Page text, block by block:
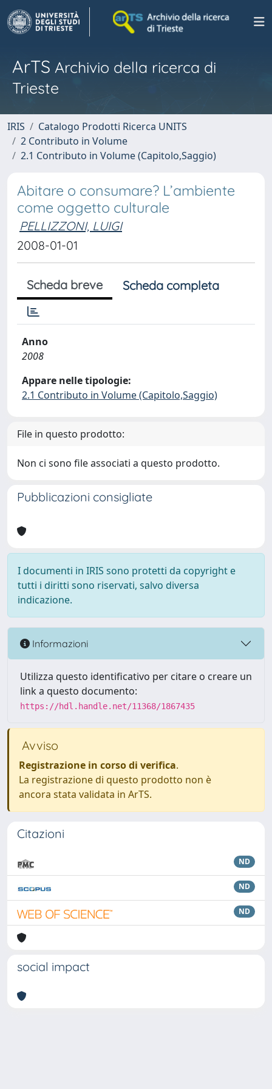
ArTS Archivio della ricerca di
Trieste
IRIS
Catalogo Prodotti Ricerca UNITS
2 Contributo in Volume
2.1 Contributo in Volume (Capitolo,Saggio)
Abitare o consumare? L’ambiente
come oggetto culturale
PELLIZZONI, LUIGI
2008-01-01
Scheda breve Scheda completa
Anno
2008
Appare nelle tipologie:
2.1 Contributo in Volume (Capitolo,Saggio)
File in questo prodotto:
Non ci sono file associati a questo prodotto.
Pubblicazioni consigliate
I documenti in IRIS sono protetti da copyright e
tutti i diritti sono riservati, salvo diversa
indicazione.
Informazioni
Utilizza questo identificativo per citare o creare un
link a questo documento:
https://hdl.handle.net/11368/1867435
Avviso
Registrazione in corso di verifica.
La registrazione di questo prodotto non è
ancora stata validata in ArTS.
Citazioni
ND
ND
ND
social impact